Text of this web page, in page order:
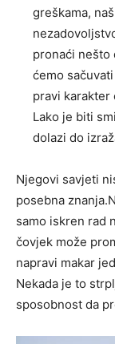
greškama,
pronaći nešto
ćemo
pravi karakter
Lako je biti
dolazi do
Njegovi savjeti
posebna
samo iskren rad
čovjek može
napravi makar
Nekada je to
sposobnost da